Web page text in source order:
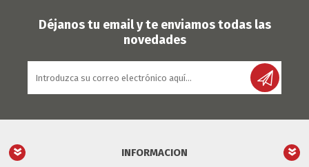
Déjanos tu email y te enviamos todas las
novedades
INFORMACION